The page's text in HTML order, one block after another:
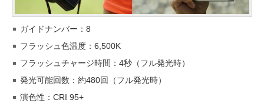
ガイドナンバー：8
フラッシュ色温度：6,500K
フラッシュチャージ時間：4秒（フル発光時）
発光可能回数：約480回（フル発光時）
演色性：CRI 95+